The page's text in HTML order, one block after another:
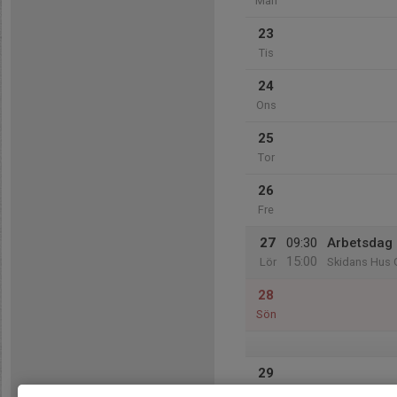
23
Tis
24
Ons
25
Tor
26
Fre
27
Lör
09:30
15:00
Arbetsdag
Skidans Hus
28
Sön
29